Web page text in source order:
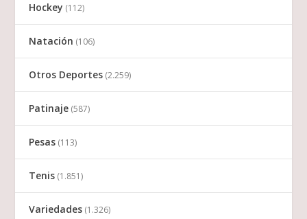
Hockey (112)
Natación (106)
Otros Deportes (2.259)
Patinaje (587)
Pesas (113)
Tenis (1.851)
Variedades (1.326)